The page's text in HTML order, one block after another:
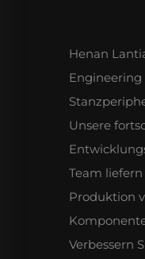
Henan
Engineering
Unsere
Team
Produktion
Verbessern